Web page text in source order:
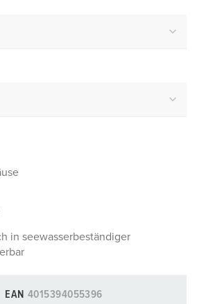
in seewasserbeständiger
EAN 4015394055396